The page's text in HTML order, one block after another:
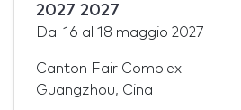
2027 2027
Dal 16 al 18 maggio 2027
Canton Fair Complex
Guangzhou, Cina